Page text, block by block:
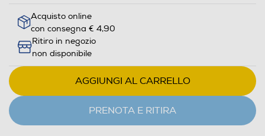
Acquisto online
con consegna € 4,90
Ritiro in negozio
non disponibile
AGGIUNGI AL CARRELLO
PRENOTA E RITIRA